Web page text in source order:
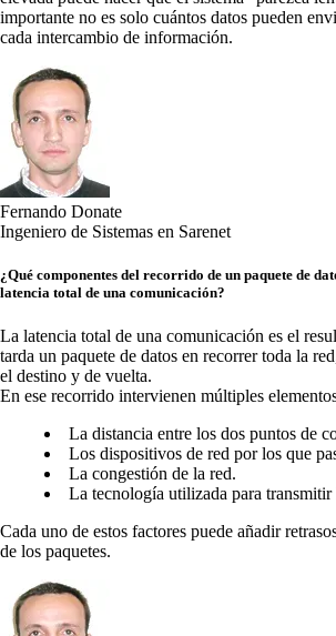
importante no es solo cuántos datos pueden
cada intercambio de información.
Fernando Donate
Ingeniero de Sistemas en Sarenet
¿Qué componentes del recorrido de un paquete de
latencia total de una comunicación?
La latencia total de una comunicación es el
tarda un paquete de datos en recorrer toda la
el destino y de vuelta.
En ese recorrido intervienen múltiples
La distancia entre los dos puntos de
Los dispositivos de red por los que
La congestión de la red.
La tecnología utilizada para
Cada uno de estos factores puede añadir
de los paquetes.